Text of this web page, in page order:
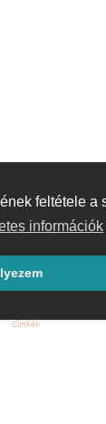
feltétele a
információk
Frissítse az
Címkék